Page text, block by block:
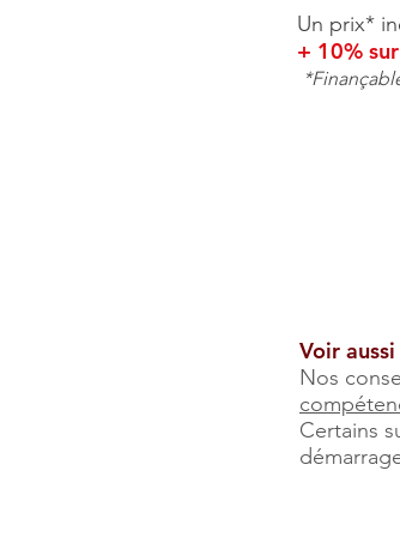
Un prix*
+ 10%
Voir aussi
Nos
Certains